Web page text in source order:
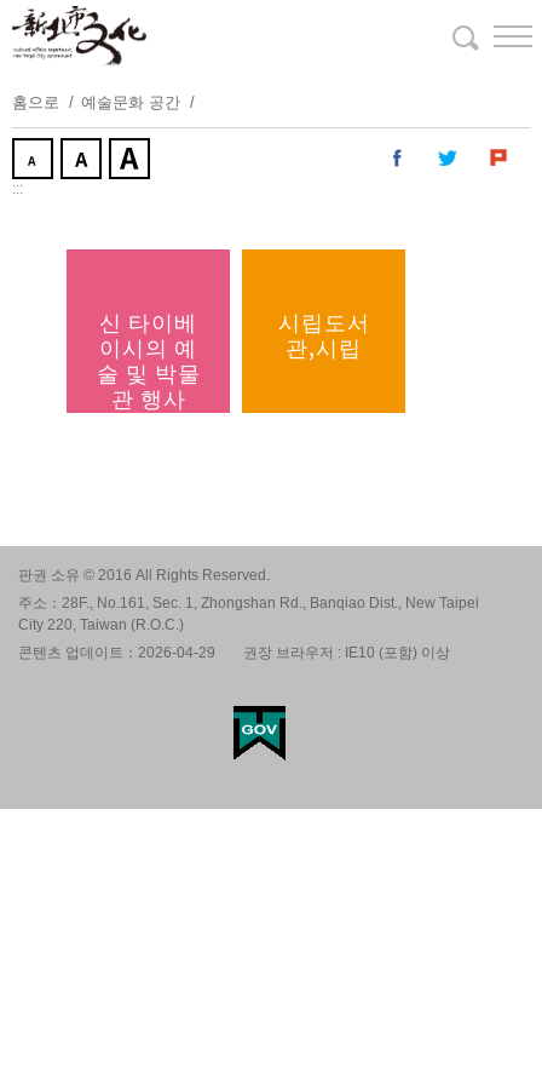
용
보
홈으로 예술문화 공간
:::
신 타이베
이시의 예
술 및 박물
관 행사
시립도서
관,시립
판권 소유 © 2016 All Rights Reserved.
주소：28F., No.161, Sec. 1, Zhongshan Rd., Banqiao Dist., New Taipei
City 220, Taiwan (R.O.C.)
콘텐츠 업데이트：2026-04-29
권장 브라우저 : IE10 (포함) 이상